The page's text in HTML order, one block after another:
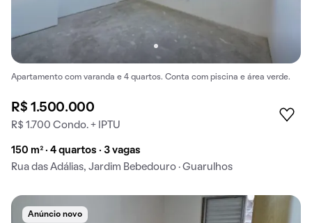
Apartamento com varanda e 4 quartos. Conta com piscina e área verde.
R$ 1.500.000
R$ 1.700 Condo. + IPTU
150 m² · 4 quartos · 3 vagas
Rua das Adálias, Jardim Bebedouro · Guarulhos
Anúncio novo